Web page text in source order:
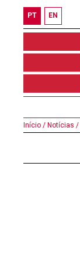
PT EN
Início / Notícias /